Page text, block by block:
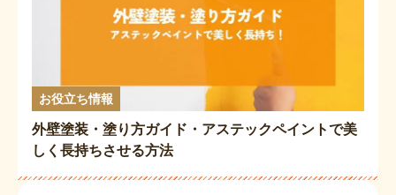
お役立ち情報
外壁塗装・塗り方ガイド・アステックペイントで美
しく長持ちさせる方法